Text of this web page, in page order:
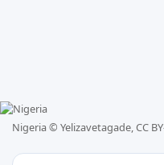
Nigeria © Yelizavetagade, CC